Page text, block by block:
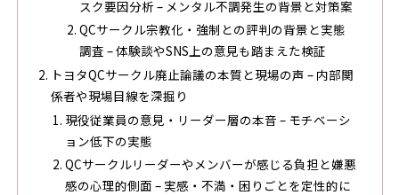
スク要因分析 – メンタル不調発生の背景と対策案
QCサークル宗教化・強制との評判の背景と実態
調査 – 体験談やSNS上の意見も踏まえた検証
トヨタQCサークル廃止論議の本質と現場の声 – 内部関
係者や現場目線を深掘り
現役従業員の意見・リーダー層の本音 – モチベーシ
ョン低下の実態
QCサークルリーダーやメンバーが感じる負担と嫌悪
感の心理的側面 – 実感・不満・困りごとを定性的に